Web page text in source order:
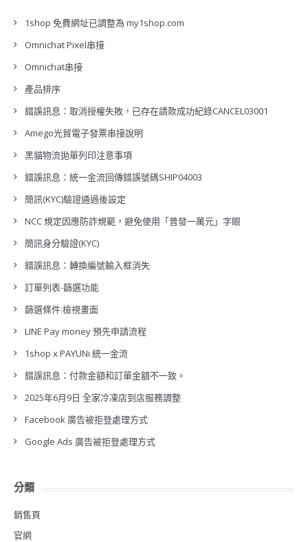
1shop 免費網址已調整為 my1shop.com
Omnichat Pixel串接
Omnichat串接
產品排序
錯誤訊息：取消授權失敗，已存在請款成功紀錄CANCEL03001
Amego光貿電子發票串接說明
黑貓物流拋單列印注意事項
錯誤訊息：統一金流回傳錯誤號碼SHIP04003
簡訊(KYC)驗證通過後設定
NCC 規定因應防詐規範，避免使用「普發一萬元」字眼
簡訊身分驗證(KYC)
錯誤訊息：轉換編號輸入框消失
訂單列表-篩選功能
篩選條件:檢視畫面
LINE Pay money 預先申請流程
1shop x PAYUNi 統一金流
錯誤訊息：付款金額和訂單金額不一致。
2025年6月9日 全家冷凍店到店服務調整
Facebook 廣告被拒登處理方式
Google Ads 廣告被拒登處理方式
分類
銷售頁
官網